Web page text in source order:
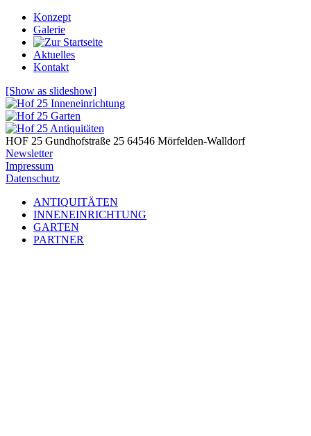
Konzept
Galerie
Aktuelles
Kontakt
[Show as slideshow]
HOF 25 Gundhofstraße 25 64546 Mörfelden-Walldorf
Newsletter
Impressum
Datenschutz
ANTIQUITÄTEN
INNENEINRICHTUNG
GARTEN
PARTNER